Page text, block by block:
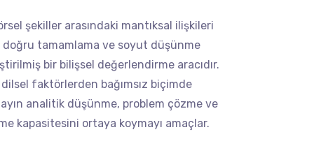
şekiller arasındaki mantıksal ilişkileri
doğru tamamlama ve soyut düşünme
bir bilişsel değerlendirme aracıdır.
faktörlerden bağımsız biçimde
analitik düşünme, problem çözme ve
kapasitesini ortaya koymayı amaçlar.